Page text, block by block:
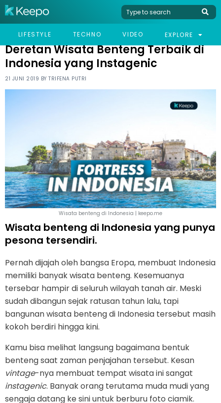
LIFESTYLE TECHNO VIDEO EXPLORE
HOME TRAVEL
DERETAN WISATA BENTENG TERBAIK DI INDONESIA YANG
Deretan Wisata Benteng Terbaik di
Indonesia yang Instagenic
21 JUNI 2019 BY TRIFENA PUTRI
Wisata benteng di Indonesia | keepo.me
Wisata benteng di Indonesia yang punya
pesona tersendiri.
Pernah dijajah oleh bangsa Eropa, membuat Indonesia
memiliki banyak wisata benteng. Kesemuanya
tersebar hampir di seluruh wilayah tanah air. Meski
sudah dibangun sejak ratusan tahun lalu, tapi
bangunan wisata benteng di Indonesia tersebut masih
kokoh berdiri hingga kini.
Kamu bisa melihat langsung bagaimana bentuk
benteng saat zaman penjajahan tersebut. Kesan
vintage-nya membuat tempat wisata ini sangat
instagenic. Banyak orang terutama muda mudi yang
sengaja datang ke sini untuk berburu foto ciamik.